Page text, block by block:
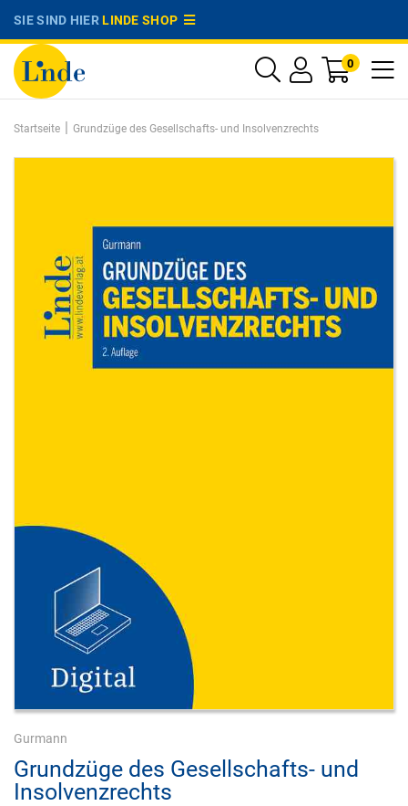
SIE SIND HIERLINDE SHOP
0
Startseite | Grundzüge des Gesellschafts- und Insolvenzrechts
Gurmann
Grundzüge des Gesellschafts- und
Insolvenzrechts